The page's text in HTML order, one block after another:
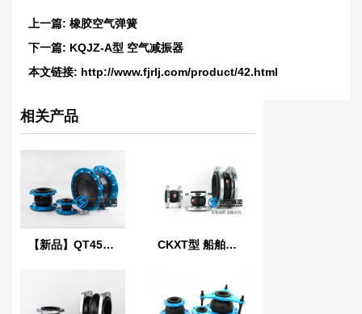
上一篇: 橡胶空气弹簧
下一篇: KQJZ-A型 空气减振器
本文链接: http://www.fjrlj.com/product/42.html
相关产品
【新品】QT450球墨铸铁法兰橡胶接头 CKXT型 船舶可曲挠单球橡胶接头